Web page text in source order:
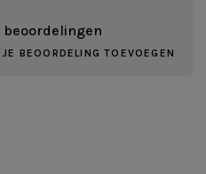
beoordelingen
JE BEOORDELING TOEVOEGEN